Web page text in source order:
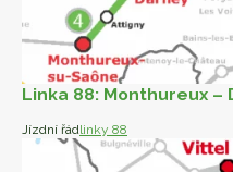
Linka 88: Monthureux –
Jízdní řádlinky 88